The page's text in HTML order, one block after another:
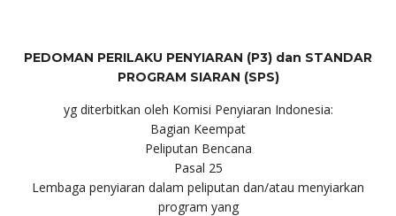
PEDOMAN PERILAKU PENYIARAN (P3) dan STANDAR
PROGRAM SIARAN (SPS)
yg diterbitkan oleh Komisi Penyiaran Indonesia:
Bagian Keempat
Peliputan Bencana
Pasal 25
Lembaga penyiaran dalam peliputan dan/atau menyiarkan
program yang